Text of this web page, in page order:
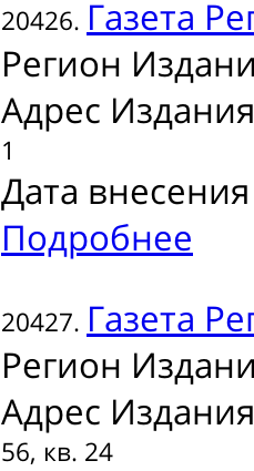
20426. Газета
Регион
Адрес
1
Дата
Подробнее
20427. Газета
Регион
Адрес
56, кв. 24